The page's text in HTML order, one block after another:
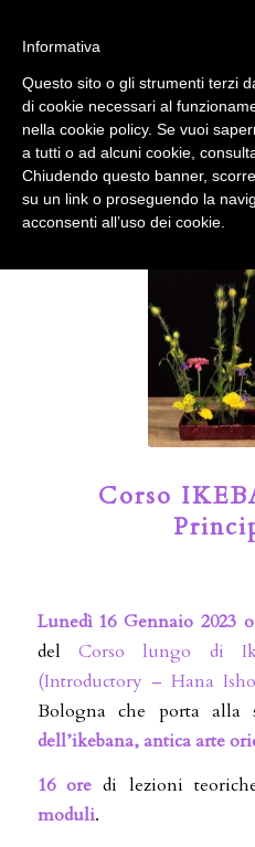
Il Blog del
Corso
Lunedì 16 Gennaio 2023
del Corso lungo di
(Introductory – Hana
Bologna che porta alla
dell’ikebana, antica arte
16oredi lezioni
moduli.
accetta l'uso dei cookies
Fai clic per
Google Analytics.
OK
Informativa
Questo sito o gli strumenti terzi
di cookie necessari al
nella cookie policy. Se vuoi
a tutti o ad alcuni cookie,
Chiudendo questo banner,
su un link o proseguendo la
acconsenti all’uso dei cookie.